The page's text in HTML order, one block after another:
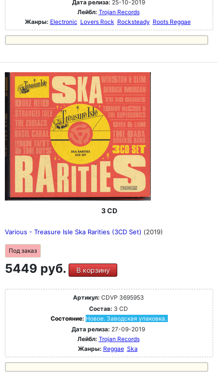
Дата релиза: 25-10-2019
Лейбл: Trojan Records
Жанры: Electronic Lovers Rock Rocksteady Roots Reggae
3 CD
Various - Treasure Isle Ska Rarities (3CD Set) (2019)
Под заказ
5449 руб. В корзину
Артикул: CDVP 3695953
Состав: 3 CD
Состояние: Новое. Заводская упаковка.
Дата релиза: 27-09-2019
Лейбл: Trojan Records
Жанры: Reggae Ska